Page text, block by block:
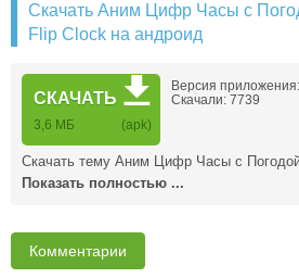
Скачать Аним Цифр Часы с
Flip Clock на андроид
СКАЧАТЬ
3,6 MБ (apk)
Версия приложения:
Скачали: 7739
Скачать тему Аним Цифр Часы с
Показать полностью ...
Комментарии